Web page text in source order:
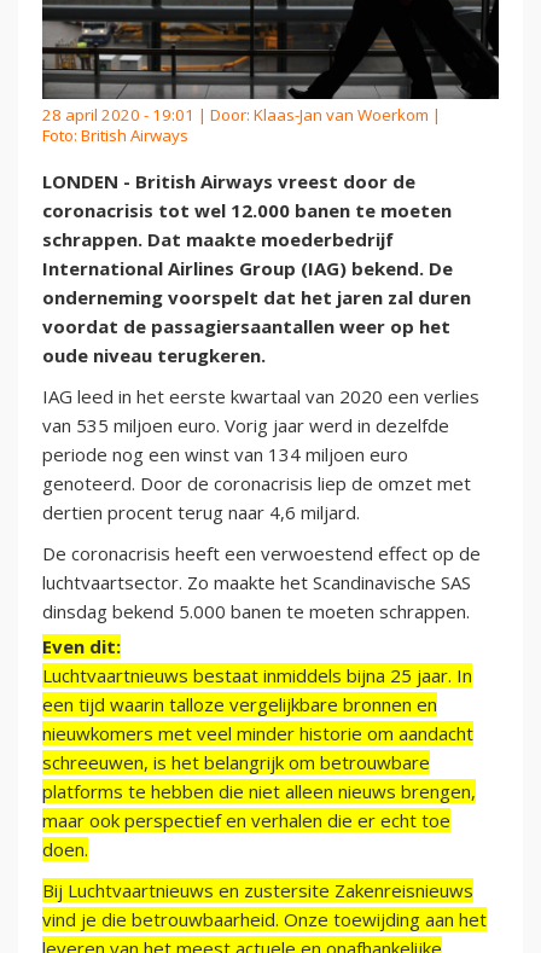
28 april 2020 - 19:01 | Door: Klaas-Jan van Woerkom |
Foto: British Airways
LONDEN - British Airways vreest door de
coronacrisis tot wel 12.000 banen te moeten
schrappen. Dat maakte moederbedrijf
International Airlines Group (IAG) bekend. De
onderneming voorspelt dat het jaren zal duren
voordat de passagiersaantallen weer op het
oude niveau terugkeren.
IAG leed in het eerste kwartaal van 2020 een verlies
van 535 miljoen euro. Vorig jaar werd in dezelfde
periode nog een winst van 134 miljoen euro
genoteerd. Door de coronacrisis liep de omzet met
dertien procent terug naar 4,6 miljard.
De coronacrisis heeft een verwoestend effect op de
luchtvaartsector. Zo maakte het Scandinavische SAS
dinsdag bekend 5.000 banen te moeten schrappen.
Even dit:
Luchtvaartnieuws bestaat inmiddels bijna 25 jaar. In
een tijd waarin talloze vergelijkbare bronnen en
nieuwkomers met veel minder historie om aandacht
schreeuwen, is het belangrijk om betrouwbare
platforms te hebben die niet alleen nieuws brengen,
maar ook perspectief en verhalen die er echt toe
doen.
Bij Luchtvaartnieuws en zustersite Zakenreisnieuws
vind je die betrouwbaarheid. Onze toewijding aan het